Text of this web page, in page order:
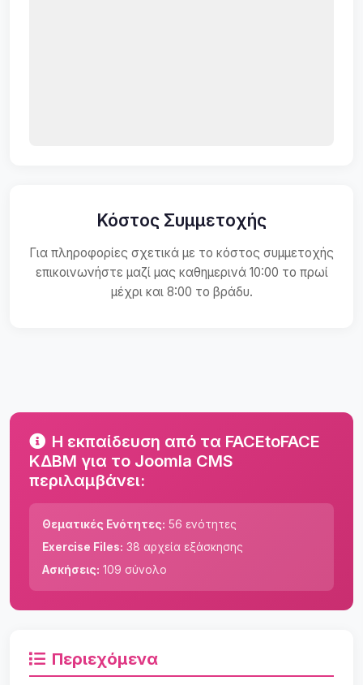
Κόστος Συμμετοχής
Για πληροφορίες σχετικά με το κόστος συμμετοχής
επικοινωνήστε μαζί μας καθημερινά 10:00 το πρωί
μέχρι και 8:00 το βράδυ.
Η εκπαίδευση από τα FACEtoFACE
ΚΔΒΜ για το Joomla CMS
περιλαμβάνει:
Θεματικές Ενότητες: 56 ενότητες
Exercise Files: 38 αρχεία εξάσκησης
Ασκήσεις: 109 σύνολο
Περιεχόμενα